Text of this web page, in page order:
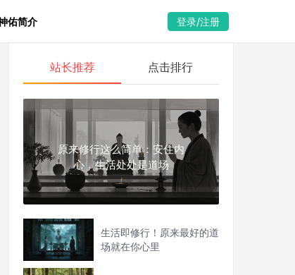
佑简介 登录/注册
站长推荐 点击排行
原来修行这么简单：安住内
心，生活处处是道场
生活即修行！原来最好的道
场就在你心里